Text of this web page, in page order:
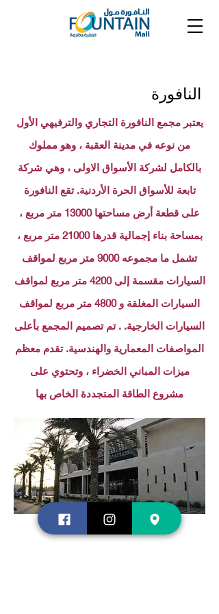
يعتبر مجمع النافورة التجاري والترفيهي الأول
من نوعه في مدينة العقبة ، وهو مملوك
بالكامل لشركة الأسواق الاولى ، وهي شركة
تابعة للأسواق الحرة الأردنية. تقع النافورة
على قطعة أرض مساحتها 13000 متر مربع ،
بمساحة بناء إجمالية قدرها 21000 متر مربع ،
تشمل ما مجموعه 9000 متر مربع لمواقف
السيارات مقسمة إلى 4200 متر مربع لمواقف
السيارات المغلقة و 4800 متر مربع لمواقف
السيارات الخارجية. . تم تصميم المجمع بأعلى
المواصفات المعمارية والهندسية. تقدم معظم
ميزات المباني الخضراء ، وتحتوي على
مشروع الطاقة المتجددة الخاص بها